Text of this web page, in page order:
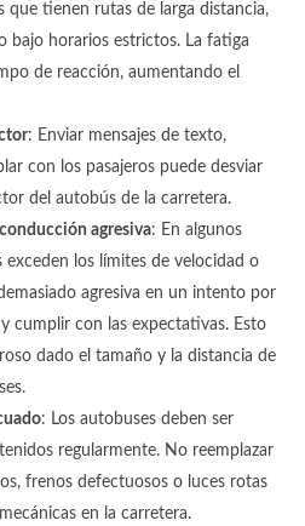
que tienen rutas de larga distancia,
bajo horarios estrictos. La fatiga
de reacción, aumentando el
: Enviar mensajes de texto,
con los pasajeros puede desviar
del autobús de la carretera.
agresiva: En algunos
exceden los límites de velocidad o
agresiva en un intento por
cumplir con las expectativas. Esto
dado el tamaño y la distancia de
: Los autobuses deben ser
regularmente. No reemplazar
frenos defectuosos o luces rotas
en la carretera.